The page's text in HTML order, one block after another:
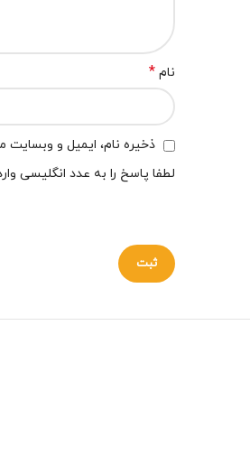
نام *
ذخیره نام، ایمیل و وبسایت
لطفا پاسخ را به عدد انگلیسی